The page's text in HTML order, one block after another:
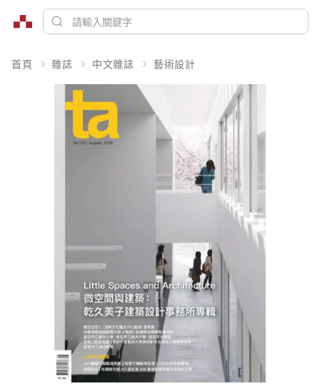
首頁 雜誌 中文雜誌 藝術設計